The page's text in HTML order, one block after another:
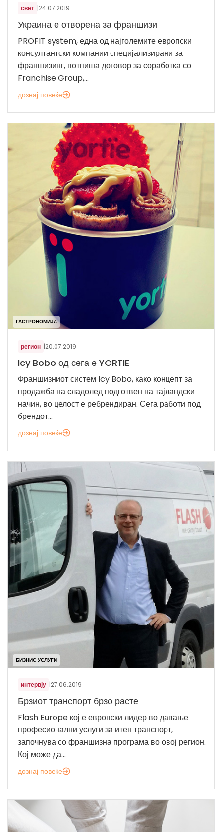
свет |24.07.2019
Украина е отворена за франшизи
PROFIT system, една од најголемите европски
консултантски компании специјализирани за
франшизинг, потпиша договор за соработка со
Franchise Group,...
дознај повеќе
ГАСТРОНОМИЈА
регион |20.07.2019
Icy Bobo од сега е YORTIE
Франшизниот систем Icy Bobo, како концепт за
продажба на сладолед подготвен на тајландски
начин, во целост е ребрендиран. Сега работи под
брендот...
дознај повеќе
БИЗНИС УСЛУГИ
интервју |27.06.2019
Брзиот транспорт брзо расте
Flash Europe кој е европски лидер во давање
професионални услуги за итен транспорт,
започнува со франшизна програма во овој регион.
Кој може да...
дознај повеќе